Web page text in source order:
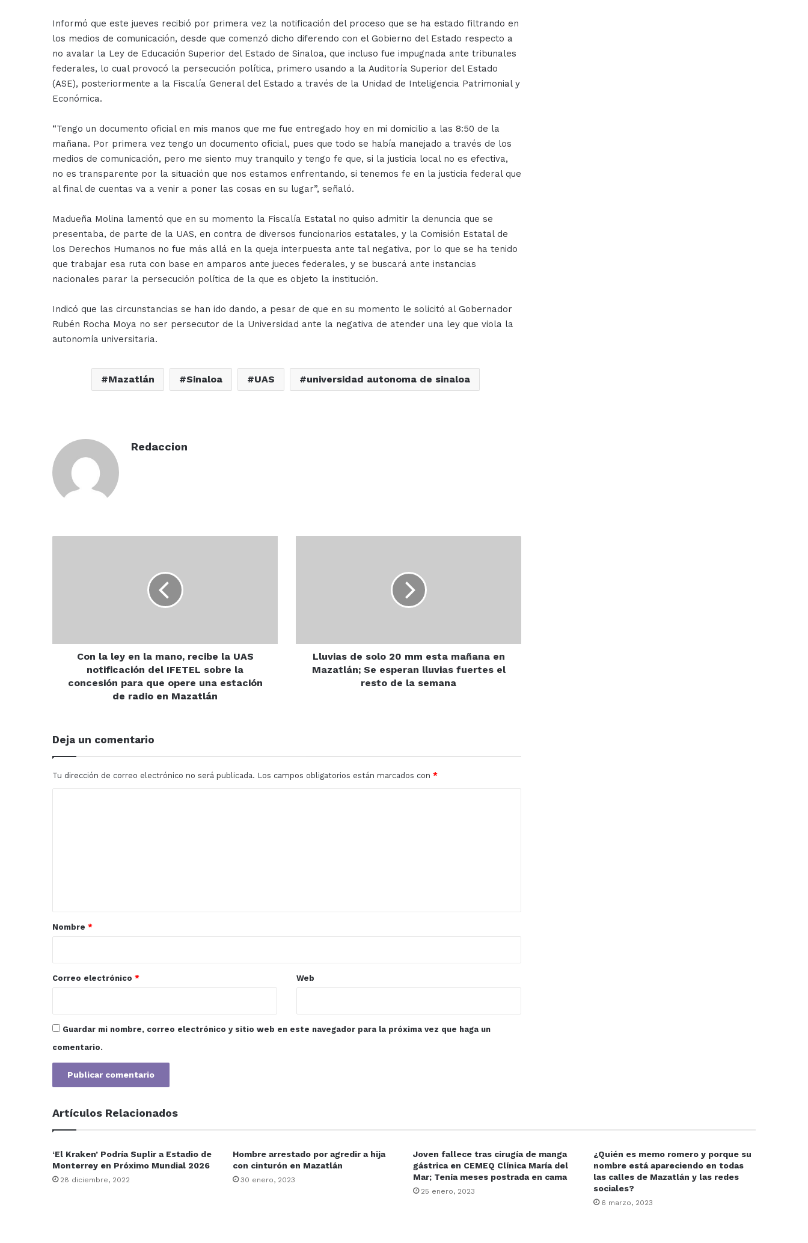
Informó que este jueves recibió por primera vez la notificación del proceso que se ha estado filtrando en
los medios de comunicación, desde que comenzó dicho diferendo con el Gobierno del Estado respecto a
no avalar la Ley de Educación Superior del Estado de Sinaloa, que incluso fue impugnada ante tribunales
federales, lo cual provocó la persecución política, primero usando a la Auditoría Superior del Estado
(ASE), posteriormente a la Fiscalía General del Estado a través de la Unidad de Inteligencia Patrimonial y
Económica.
“Tengo un documento oficial en mis manos que me fue entregado hoy en mi domicilio a las 8:50 de la
mañana. Por primera vez tengo un documento oficial, pues que todo se había manejado a través de los
medios de comunicación, pero me siento muy tranquilo y tengo fe que, si la justicia local no es efectiva,
no es transparente por la situación que nos estamos enfrentando, si tenemos fe en la justicia federal que
al final de cuentas va a venir a poner las cosas en su lugar”, señaló.
Madueña Molina lamentó que en su momento la Fiscalía Estatal no quiso admitir la denuncia que se
presentaba, de parte de la UAS, en contra de diversos funcionarios estatales, y la Comisión Estatal de
los Derechos Humanos no fue más allá en la queja interpuesta ante tal negativa, por lo que se ha tenido
que trabajar esa ruta con base en amparos ante jueces federales, y se buscará ante instancias
nacionales parar la persecución política de la que es objeto la institución.
Indicó que las circunstancias se han ido dando, a pesar de que en su momento le solicitó al Gobernador
Rubén Rocha Moya no ser persecutor de la Universidad ante la negativa de atender una ley que viola la
autonomía universitaria.
Mazatlán Sinaloa UAS universidad autonoma de sinaloa
Redaccion
UAS
notificación
IFETEL
que
opere
Con la ley en la mano, recibe la UAS
notificación del IFETEL sobre la
concesión para que opere una estación
de radio en Mazatlán
Mazatlán;
esperan
semana
Lluvias de solo 20 mm esta mañana en
Mazatlán; Se esperan lluvias fuertes el
resto de la semana
Deja un comentario
Tu dirección de correo electrónico no será publicada. Los campos obligatorios están marcados con *
r
*
Nombre *
Correo electrónico * Web
Guardar mi nombre, correo electrónico y sitio web en este navegador para la próxima vez que haga un
comentario.
Artículos Relacionados
‘El Kraken’ Podría Suplir a Estadio de
Monterrey en Próximo Mundial 2026
28 diciembre, 2022
Hombre arrestado por agredir a hija
con cinturón en Mazatlán
30 enero, 2023
Joven fallece tras cirugía de manga
gástrica en CEMEQ Clínica María del
Mar; Tenía meses postrada en cama
25 enero, 2023
¿Quién es memo romero y porque su
nombre está apareciendo en todas
las calles de Mazatlán y las redes
sociales?
6 marzo, 2023